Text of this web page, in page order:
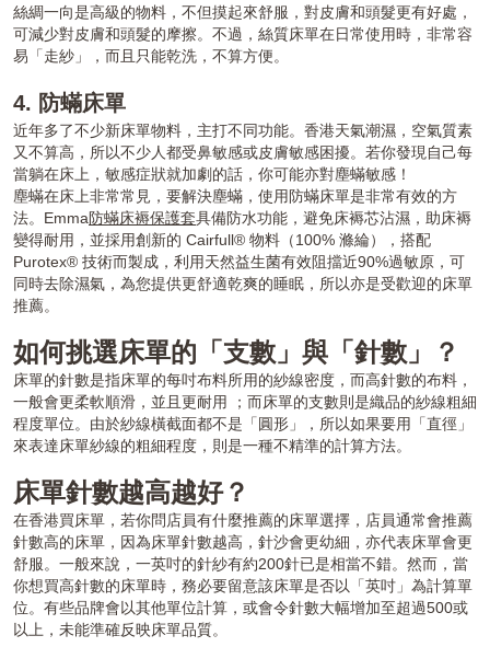
絲綢一向是高級的物料，不但摸起來舒服，對皮膚和頭髮更有好處，
可減少對皮膚和頭髮的摩擦。不過，絲質床單在日常使用時，非常容
易「走紗」，而且只能乾洗，不算方便。
4. 防蟎床單
近年多了不少新床單物料，主打不同功能。香港天氣潮濕，空氣質素
又不算高，所以不少人都受鼻敏感或皮膚敏感困擾。若你發現自己每
當躺在床上，敏感症狀就加劇的話，你可能亦對塵蟎敏感！
塵蟎在床上非常常見，要解決塵蟎，使用防蟎床單是非常有效的方
法。Emma防蟎床褥保護套具備防水功能，避免床褥芯沾濕，助床褥
變得耐用，並採用創新的 Cairfull® 物料（100% 滌綸），搭配
Purotex® 技術而製成，利用天然益生菌有效阻擋近90%過敏原，可
同時去除濕氣，為您提供更舒適乾爽的睡眠，所以亦是受歡迎的床單
推薦。
如何挑選床單的「支數」與「針數」？
床單的針數是指床單的每吋布料所用的紗線密度，而高針數的布料，
一般會更柔軟順滑，並且更耐用 ；而床單的支數則是織品的紗線粗細
程度單位。由於紗線橫截面都不是「圓形」，所以如果要用「直徑」
來表達床單紗線的粗細程度，則是一種不精準的計算方法。
床單針數越高越好？
在香港買床單，若你問店員有什麼推薦的床單選擇，店員通常會推薦
針數高的床單，因為床單針數越高，針沙會更幼細，亦代表床單會更
舒服。一般來說，一英吋的針紗有約200針已是相當不錯。然而，當
你想買高針數的床單時，務必要留意該床單是否以「英吋」為計算單
位。有些品牌會以其他單位計算，或會令針數大幅增加至超過500或
以上，未能準確反映床單品質。